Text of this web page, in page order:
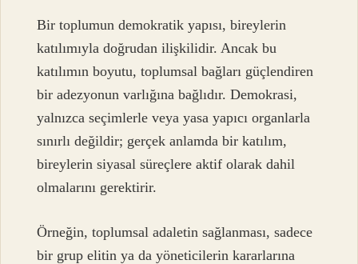
Bir toplumun demokratik yapısı, bireylerin
katılımıyla doğrudan ilişkilidir. Ancak bu
katılımın boyutu, toplumsal bağları güçlendiren
bir adezyonun varlığına bağlıdır. Demokrasi,
yalnızca seçimlerle veya yasa yapıcı organlarla
sınırlı değildir; gerçek anlamda bir katılım,
bireylerin siyasal süreçlere aktif olarak dahil
olmalarını gerektirir.
Örneğin, toplumsal adaletin sağlanması, sadece
bir grup elitin ya da yöneticilerin kararlarına